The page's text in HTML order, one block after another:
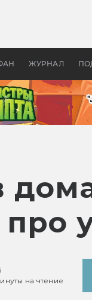
ЖУРНАЛ
бы
на чтение